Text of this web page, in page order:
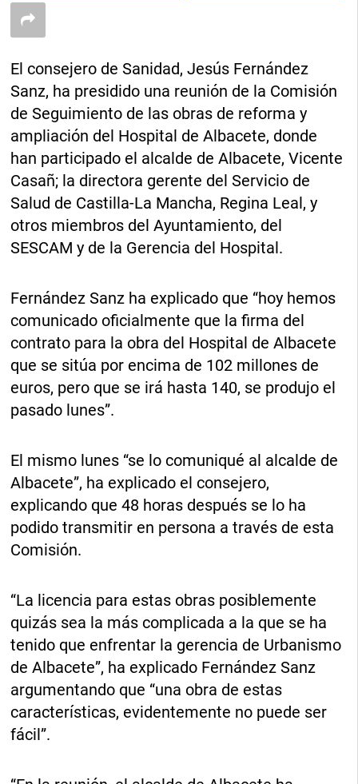
El consejero de Sanidad, Jesús Fernández
Sanz, ha presidido una reunión de la Comisión
de Seguimiento de las obras de reforma y
ampliación del Hospital de Albacete, donde
han participado el alcalde de Albacete, Vicente
Casañ; la directora gerente del Servicio de
Salud de Castilla-La Mancha, Regina Leal, y
otros miembros del Ayuntamiento, del
SESCAM y de la Gerencia del Hospital.
Fernández Sanz ha explicado que “hoy hemos
comunicado oficialmente que la firma del
contrato para la obra del Hospital de Albacete
que se sitúa por encima de 102 millones de
euros, pero que se irá hasta 140, se produjo el
pasado lunes”.
El mismo lunes “se lo comuniqué al alcalde de
Albacete”, ha explicado el consejero,
explicando que 48 horas después se lo ha
podido transmitir en persona a través de esta
Comisión.
“La licencia para estas obras posiblemente
quizás sea la más complicada a la que se ha
tenido que enfrentar la gerencia de Urbanismo
de Albacete”, ha explicado Fernández Sanz
argumentando que “una obra de estas
características, evidentemente no puede ser
fácil”.